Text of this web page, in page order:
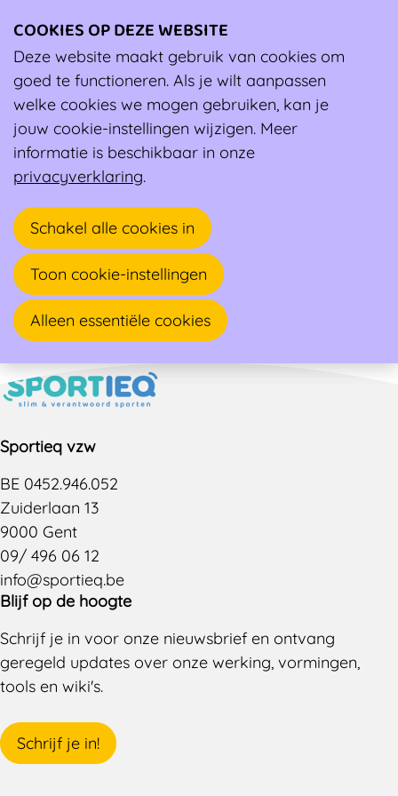
Ambassadeur
Bram Debaene
Huisarts, Sportarts
Lindestraat 2
8870 IZEGEM
Naar overzicht
Sportieq vzw
BE 0452.946.052
Zuiderlaan 13
9000 Gent
09/ 496 06 12
info@sportieq.be
Blijf op de hoogte
Schrijf je in voor onze nieuwsbrief en ontvang
geregeld updates over onze werking, vormingen,
tools en wiki's.
Schrijf je in!
COOKIES OP DEZE WEBSITE
Deze website maakt gebruik van cookies om
goed te functioneren. Als je wilt aanpassen
welke cookies we mogen gebruiken, kan je
jouw cookie-instellingen wijzigen. Meer
informatie is beschikbaar in onze
privacyverklaring.
Schakel alle cookies in
Toon cookie-instellingen
Alleen essentiële cookies